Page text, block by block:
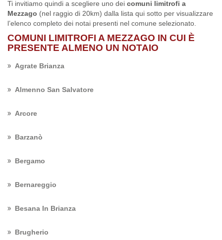
Ti invitiamo quindi a scegliere uno dei comuni limitrofi a
Mezzago (nel raggio di 20km) dalla lista qui sotto per visualizzare
l’elenco completo dei notai presenti nel comune selezionato.
COMUNI LIMITROFI A MEZZAGO IN CUI È
PRESENTE ALMENO UN NOTAIO
Agrate Brianza
Almenno San Salvatore
Arcore
Barzanò
Bergamo
Bernareggio
Besana In Brianza
Brugherio